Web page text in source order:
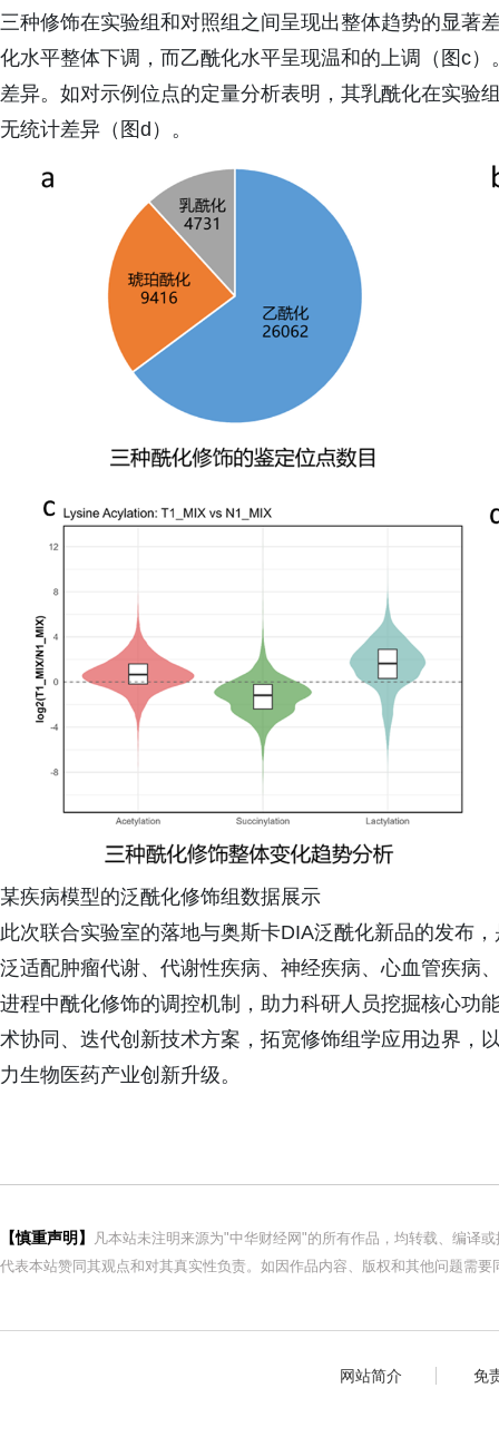
三种修饰在实验组和对照组之间呈现出整体趋势的显著
化水平整体下调，而乙酰化水平呈现温和的上调（图c
差异。如对示例位点的定量分析表明，其乳酰化在实验
无统计差异（图d）。
某疾病模型的泛酰化修饰组数据展示
此次联合实验室的落地与奥斯卡DIA泛酰化新品的发布
泛适配肿瘤代谢、代谢性疾病、神经疾病、心血管疾病
进程中酰化修饰的调控机制，助力科研人员挖掘核心功
术协同、迭代创新技术方案，拓宽修饰组学应用边界，
力生物医药产业创新升级。
【慎重声明】
凡本站未注明来源为"中华财经网"的所有作品，均转载、编译
代表本站赞同其观点和对其真实性负责。如因作品内容、版权和其他问题需
网站简介 免